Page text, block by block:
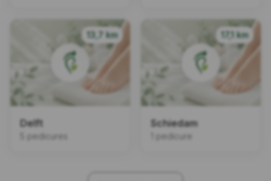
13,7 km
Delft
5 pedicures
17,1 km
Schiedam
1 pedicure